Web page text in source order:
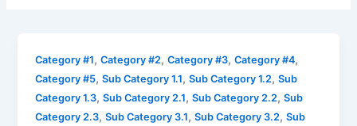
Category #1,Category #2,Category #3,Category #4,
Category #5,Sub Category 1.1,Sub Category 1.2,Sub
Category 1.3,Sub Category 2.1,Sub Category 2.2,Sub
Category 2.3,Sub Category 3.1,Sub Category 3.2,Sub